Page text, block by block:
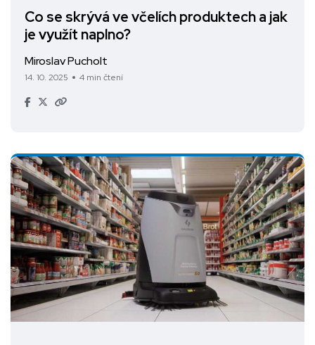
Co se skrývá ve včelích produktech a jak
je využít naplno?
Miroslav Pucholt
14. 10. 2025 4 min čtení